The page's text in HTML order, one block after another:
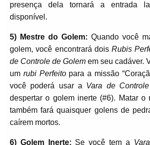
presença dela tornará a entrada
disponível.
5) Mestre do Golem: Quando você
golem, você encontrará dois Rubis
de Controle de Golem em seu cadáver.
um rubi Perfeitopara a missão
você poderá usar a Vara de
despertar o golem inerte (#6). Matar o
também fará quaisquer golens de
caírem mortos.
6) Golem Inerte: Se você tem a